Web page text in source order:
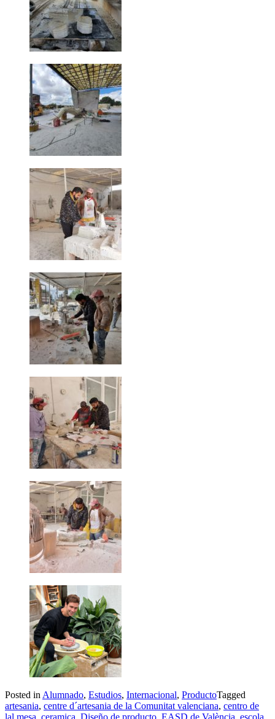
Posted in Alumnado, Estudios, Internacional, ProductoTagged
artesania, centre d´artesania de la Comunitat valenciana, centro de